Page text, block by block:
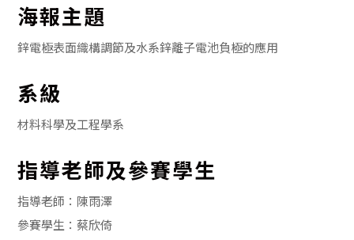
海報主題
鋅電極表面織構調節及水系鋅離子電池負極的應用
系級
材料科學及工程學系
指導老師及參賽學生
指導老師：陳雨澤
參賽學生：蔡欣倚